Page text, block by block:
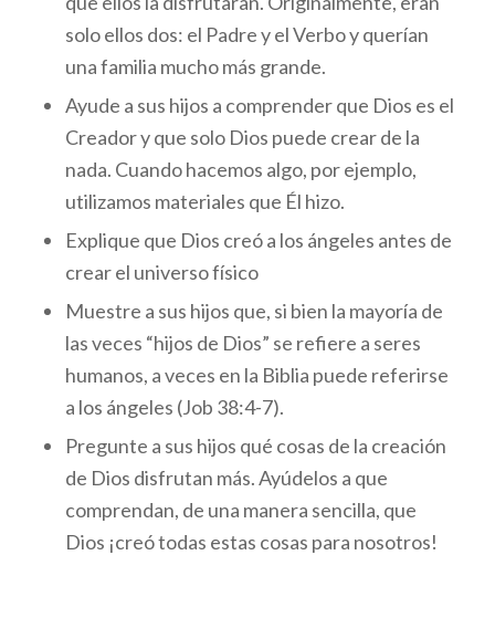
solo ellos dos: el Padre y el Verbo y querían
una familia mucho más grande.
Ayude a sus hijos a comprender que Dios es el
Creador y que solo Dios puede crear de la
nada. Cuando hacemos algo, por ejemplo,
utilizamos materiales que Él hizo.
Explique que Dios creó a los ángeles antes de
crear el universo físico
Muestre a sus hijos que, si bien la mayoría de
las veces “hijos de Dios” se refiere a seres
humanos, a veces en la Biblia puede referirse
a los ángeles (Job 38:4-7).
Pregunte a sus hijos qué cosas de la creación
de Dios disfrutan más. Ayúdelos a que
comprendan, de una manera sencilla, que
Dios ¡creó todas estas cosas para nosotros!